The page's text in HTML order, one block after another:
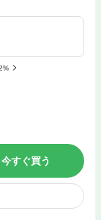
今すぐ買う